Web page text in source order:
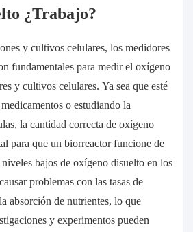
¿Trabajo?
y cultivos celulares, los medidores
fundamentales para medir el oxígeno
y cultivos celulares. Ya sea que esté
o estudiando la
la cantidad correcta de oxígeno
para que un biorreactor funcione de
bajos de oxígeno disuelto en los
problemas con las tasas de
absorción de nutrientes, lo que
y experimentos pueden